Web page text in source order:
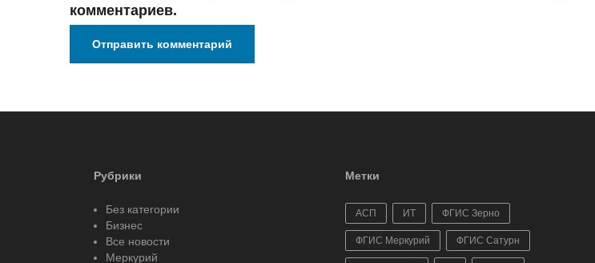
комментариев.
Рубрики
Без категории
Бизнес
Все новости
Меркурий
Метки
АСП ИТ ФГИС Зерно
ФГИС Меркурий ФГИС Сатурн